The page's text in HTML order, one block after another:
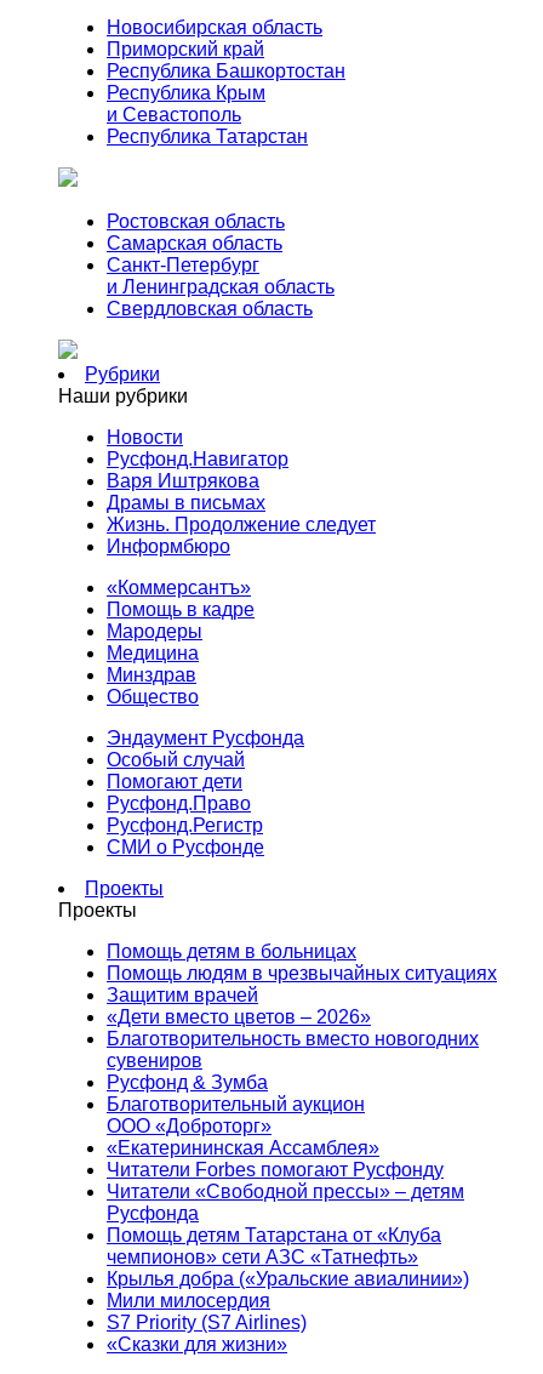
Новосибирская область
Приморский край
Республика Башкортостан
Республика Крым
и Севастополь
Республика Татарстан
Ростовская область
Самарская область
Санкт-Петербург
и Ленинградская область
Свердловская область
Рубрики
Наши рубрики
Новости
Русфонд.Навигатор
Варя Иштрякова
Драмы в письмах
Жизнь. Продолжение следует
Информбюро
«Коммерсантъ»
Помощь в кадре
Мародеры
Медицина
Минздрав
Общество
Эндаумент Русфонда
Особый случай
Помогают дети
Русфонд.Право
Русфонд.Регистр
СМИ о Русфонде
Проекты
Проекты
Помощь детям в больницах
Помощь людям в чрезвычайных ситуациях
Защитим врачей
«Дети вместо цветов – 2026»
Благотворительность вместо новогодних
сувениров
Русфонд & Зумба
Благотворительный аукцион
ООО «Доброторг»
«Екатерининская Ассамблея»
Читатели Forbes помогают Русфонду
Читатели «Свободной прессы» – детям
Русфонда
Помощь детям Татарстана от «Клуба
чемпионов» сети АЗС «Татнефть»
Крылья добра («Уральские авиалинии»)
Мили милосердия
S7 Priority (S7 Airlines)
«Сказки для жизни»